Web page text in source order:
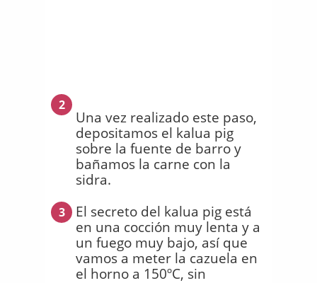
2
Una vez realizado este paso,
depositamos el kalua pig
sobre la fuente de barro y
bañamos la carne con la
sidra.
3
El secreto del kalua pig está
en una cocción muy lenta y a
un fuego muy bajo, así que
vamos a meter la cazuela en
el horno a 150ºC, sin